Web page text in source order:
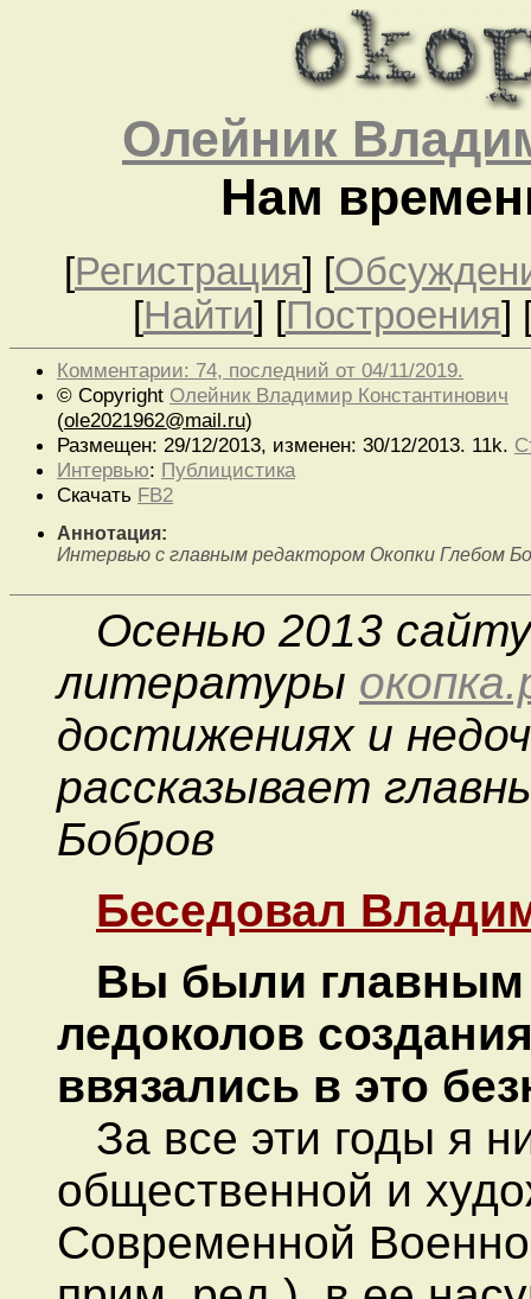
Олейник
Нам
[Регистрация] [
[Найти] [Построения]
Комментарии: 74, последний от 04/11/2019.
© Copyright Олейник Владимир Константинович
(ole2021962@mail.ru)
Размещен: 29/12/2013, изменен: 30/12/2013. 11k.
Интервью: Публицистика
Скачать FB2
Аннотация:
Интервью с главным редактором Окопки Глебом
Осенью 2013
литературы
достижениях и
рассказывает
Бобров
Беседовал
Вы были
ледоколов
ввязались в это
За все эти годы я
общественной и
Современной